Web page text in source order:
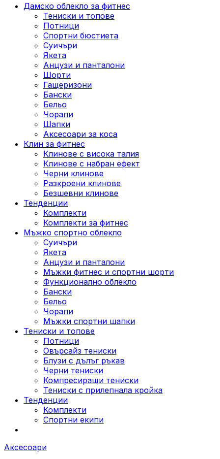
Дамско облекло за фитнес
Тениски и топове
Потници
Спортни бюстиета
Суичъри
Якета
Aнцузи и панталони
Шорти
Гащеризони
Бански
Бельо
Чорапи
Шапки
Аксесоари за коса
Клин за фитнес
Клинове с висока талия
Клинове с набран ефект
Черни клинове
Разкроени клинове
Безшевни клинове
Тенденции
Комплекти
Комплекти за фитнес
Мъжко спортно облекло
Суичъри
Якета
Aнцузи и панталони
Mъжки фитнес и спортни шорти
Функционално облекло
Бански
Бельо
Чорапи
Mъжки спортни шапки
Тениски и топове
Потници
Овърсайз тениски
Блузи с дълъг ръкав
Черни тениски
Компресиращи тениски
Тениски с прилепнала кройка
Тенденции
Комплекти
Спортни екипи
Аксесоари